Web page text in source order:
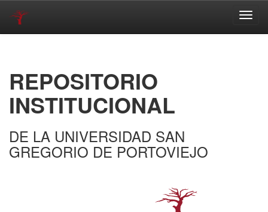
REPOSITORIO
INSTITUCIONAL
DE LA UNIVERSIDAD SAN
GREGORIO DE PORTOVIEJO